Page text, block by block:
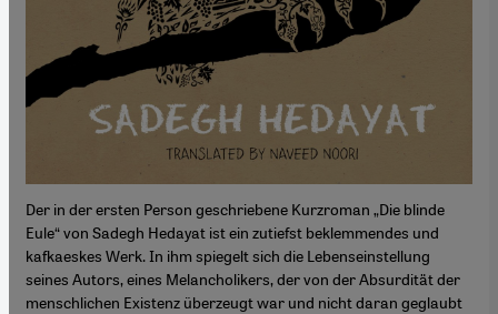
Der in der ersten Person geschriebene Kurzroman „Die blinde
Eule“ von Sadegh Hedayat ist ein zutiefst beklemmendes und
kafkaeskes Werk. In ihm spiegelt sich die Lebenseinstellung
seines Autors, eines Melancholikers, der von der Absurdität der
menschlichen Existenz überzeugt war und nicht daran geglaubt